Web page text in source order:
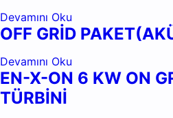
Devamını Oku
OFF GRİD
Devamını Oku
EN-X-ON 6 KW ON
TÜRBİNİ